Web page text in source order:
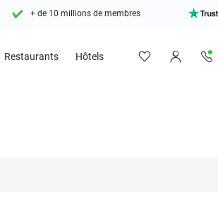
+ de 10 millions de membres
Restaurants Hôtels